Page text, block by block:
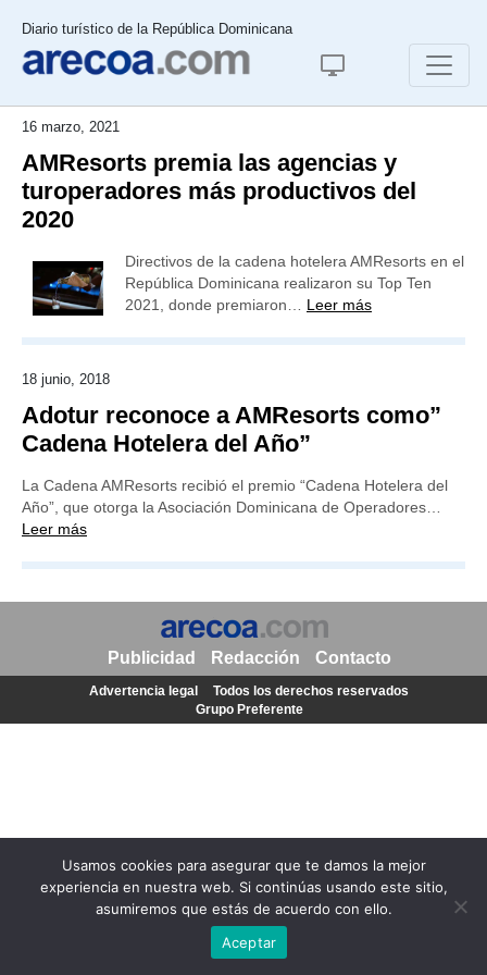
Diario turístico de la República Dominicana
16 marzo, 2021
AMResorts premia las agencias y
turoperadores más productivos del
2020
Directivos de la cadena hotelera AMResorts en el
República Dominicana realizaron su Top Ten
2021, donde premiaron… Leer más
18 junio, 2018
Adotur reconoce a AMResorts como”
Cadena Hotelera del Año”
La Cadena AMResorts recibió el premio “Cadena Hotelera del
Año”, que otorga la Asociación Dominicana de Operadores…
Leer más
Usamos cookies para asegurar que te damos la mejor
experiencia en nuestra web. Si continúas usando este sitio,
asumiremos que estás de acuerdo con ello.
Aceptar
Publicidad Redacción Contacto
Advertencia legal
Todos los derechos reservados
Grupo Preferente